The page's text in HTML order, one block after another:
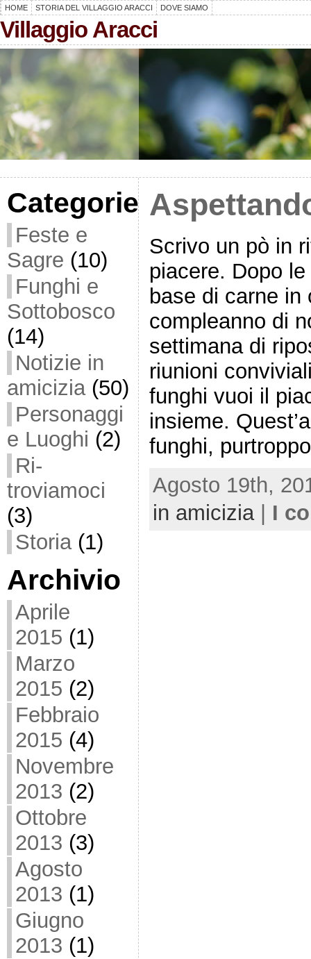
HOME STORIA DEL VILLAGGIO ARACCI DOVE SIAMO
Villaggio Aracci
Categorie
Feste e
Sagre (10)
Funghi e
Sottobosco
(14)
Notizie in
amicizia(50)
Personaggi
e Luoghi (2)
Ri-
troviamoci
(3)
Storia(1)
Archivio
Aprile
2015 (1)
Marzo
2015 (2)
Febbraio
2015 (4)
Novembre
2013 (2)
Ottobre
2013 (3)
Agosto
2013 (1)
Giugno
2013 (1)
Scrivo un pò in
piacere. Dopo
base di carne in
compleanno di
settimana di
riunioni
funghi vuoi il
insieme.
funghi,
Agosto 19th,
in amicizia| I